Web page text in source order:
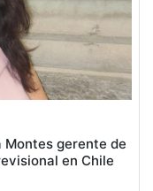
Montes gerente de
en Chile